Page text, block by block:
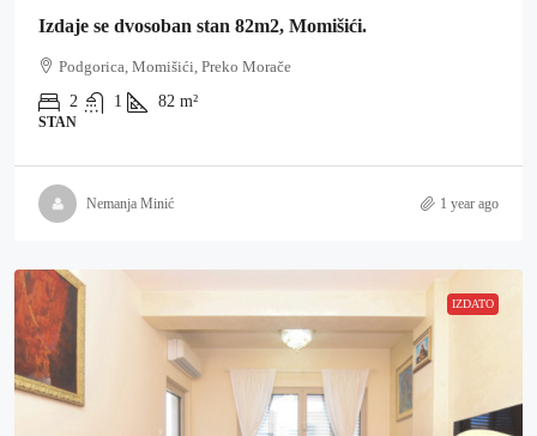
Izdaje se dvosoban stan 82m2, Momišići.
Podgorica, Momišići, Preko Morače
2
1 82 m²
STAN
Nemanja Minić 1 year ago
IZDATO